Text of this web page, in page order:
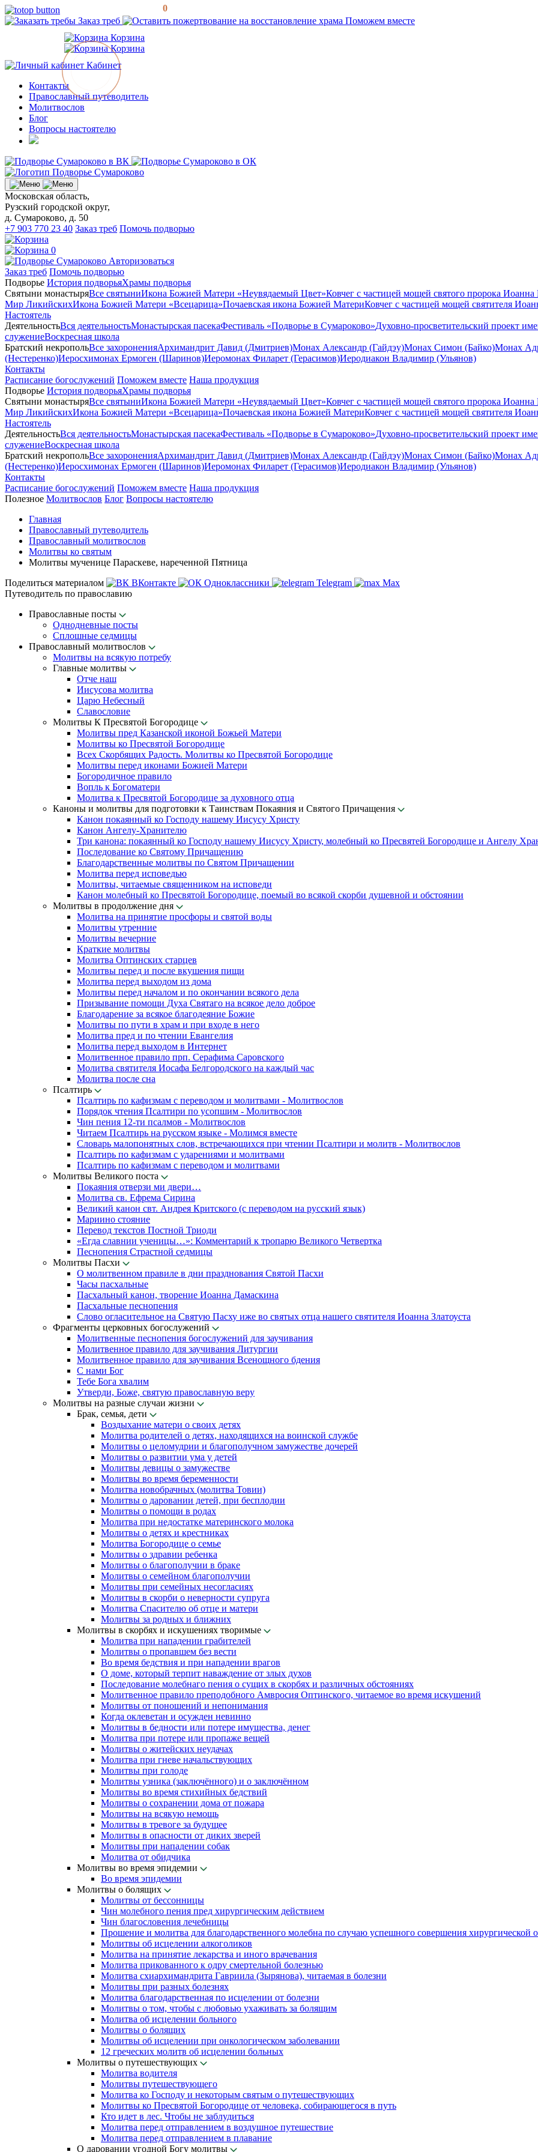
Заказ треб
Поможем вместе
Корзина
Корзина
0
Кабинет
Контакты
Православный путеводитель
Молитвослов
Блог
Вопросы настоятелю
Московская область,
Рузский городской округ,
д. Сумароково, д. 50
+7 903 770 23 40 Заказ треб Помочь подворью
0
Авторизоваться
Заказ треб Помочь подворью
Подворье История подворьяХрамы подворья
Святыни монастыряВсе святыниИкона Божией Матери «Неувядаемый Цвет»Ковчег с частицей мощей святого пророка Иоанна
Мир ЛикийскихИкона Божией Матери «Всецарица»Почаевская икона Божией МатериКовчег с частицей мощей святителя
Настоятель
ДеятельностьВся деятельностьМонастырская пасекаФестиваль «Подворье в Сумароково»Духовно-просветительский проект
служениеВоскресная школа
Братский некропольВсе захороненияАрхимандрит Давид (Дмитриев)Монах Александр (Гайдэу)Монах Симон (Байко)Монах
(Нестеренко)Иеросхимонах Ермоген (Шаринов)Иеромонах Филарет (Герасимов)Иеродиакон Владимир (Ульянов)
Контакты
Расписание богослужений Поможем вместе Наша продукция
Подворье История подворьяХрамы подворья
Святыни монастыряВсе святыниИкона Божией Матери «Неувядаемый Цвет»Ковчег с частицей мощей святого пророка Иоанна
Мир ЛикийскихИкона Божией Матери «Всецарица»Почаевская икона Божией МатериКовчег с частицей мощей святителя
Настоятель
ДеятельностьВся деятельностьМонастырская пасекаФестиваль «Подворье в Сумароково»Духовно-просветительский проект
служениеВоскресная школа
Братский некропольВсе захороненияАрхимандрит Давид (Дмитриев)Монах Александр (Гайдэу)Монах Симон (Байко)Монах
(Нестеренко)Иеросхимонах Ермоген (Шаринов)Иеромонах Филарет (Герасимов)Иеродиакон Владимир (Ульянов)
Контакты
Расписание богослужений Поможем вместе Наша продукция
Полезное Молитвослов Блог Вопросы настоятелю
Главная
Православный путеводитель
Православный молитвослов
Молитвы ко святым
Молитвы мученице Параскеве, нареченной Пятница
Поделиться материалом
ВКонтакте Одноклассники Telegram
Max
Путеводитель по православию
Православные посты
Однодневные посты
Сплошные седмицы
Православный молитвослов
Молитвы на всякую потребу
Главные молитвы
Отче наш
Иисусова молитва
Царю Небесный
Славословие
Молитвы К Пресвятой Богородице
Молитвы пред Казанской иконой Божьей Матери
Молитвы ко Пресвятой Богородице
Всех Скорбящих Радость. Молитвы ко Пресвятой Богородице
Молитвы перед иконами Божией Матери
Богородичное правило
Вопль к Богоматери
Молитва к Пресвятой Богородице за духовного отца
Каноны и молитвы для подготовки к Таинствам Покаяния и Святого Причащения
Канон покаянный ко Господу нашему Иисусу Христу
Канон Ангелу-Хранителю
Три канона: покаянный ко Господу нашему Иисусу Христу, молебный ко Пресвятей Богородице и Ангелу
Последование ко Святому Причащению
Благодарственные молитвы по Святом Причащении
Молитва перед исповедью
Молитвы, читаемые священником на исповеди
Канон молебный ко Пресвятой Богородице, поемый во всякой скорби душевной и обстоянии
Молитвы в продолжение дня
Молитва на принятие просфоры и святой воды
Молитвы утренние
Молитвы вечерние
Краткие молитвы
Молитва Оптинских старцев
Молитвы перед и после вкушения пищи
Молитва перед выходом из дома
Молитвы перед началом и по окончании всякого дела
Призывание помощи Духа Святаго на всякое дело доброе
Благодарение за всякое благодеяние Божие
Молитвы по пути в храм и при входе в него
Молитва пред и по чтении Евангелия
Молитва перед выходом в Интернет
Молитвенное правило прп. Серафима Саровского
Молитва святителя Иосафа Белгородского на каждый час
Молитва после сна
Псалтирь
Псалтирь по кафизмам с переводом и молитвами - Молитвослов
Порядок чтения Псалтири по усопшим - Молитвослов
Чин пения 12-ти псалмов - Молитвослов
Читаем Псалтирь на русском языке - Молимся вместе
Словарь малопонятных слов, встречающихся при чтении Псалтири и молитв - Молитвослов
Псалтирь по кафизмам с ударениями и молитвами
Псалтирь по кафизмам с переводом и молитвами
Молитвы Великого поста
Покаяния отверзи ми двери…
Молитва св. Ефрема Сирина
Великий канон свт. Андрея Критского (с переводом на русский язык)
Мариино стояние
Перевод текстов Постной Триоди
«Егда славнии ученицы…»: Комментарий к тропарю Великого Четвертка
Песнопения Страстной седмицы
Молитвы Пасхи
О молитвенном правиле в дни празднования Святой Пасхи
Часы пасхальные
Пасхальный канон, творение Иоанна Дамаскина
Пасхальные песнопения
Слово огласительное на Святую Пасху иже во святых отца нашего святителя Иоанна Златоуста
Фрагменты церковных богослужений
Молитвенные песнопения богослужений для заучивания
Молитвенное правило для заучивания Литургии
Молитвенное правило для заучивания Всенощного бдения
С нами Бог
Тебе Бога хвалим
Утверди, Боже, святую православную веру
Молитвы на разные случаи жизни
Брак, семья, дети
Воздыхание матери о своих детях
Молитва родителей о детях, находящихся на воинской службе
Молитвы о целомудрии и благополучном замужестве дочерей
Молитвы о развитии ума у детей
Молитвы девицы о замужестве
Молитвы во время беременности
Молитва новобрачных (молитва Товии)
Молитвы о даровании детей, при бесплодии
Молитвы о помощи в родах
Молитва при недостатке материнского молока
Молитвы о детях и крестниках
Молитва Богородице о семье
Молитвы о здравии ребенка
Молитвы о благополучии в браке
Молитвы о семейном благополучии
Молитвы при семейных несогласиях
Молитвы в скорби о неверности супруга
Молитва Спасителю об отце и матери
Молитвы за родных и ближних
Молитвы в скорбях и искушениях творимые
Молитва при нападении грабителей
Молитвы о пропавшем без вести
Во время бедствия и при нападении врагов
О доме, который терпит наваждение от злых духов
Последование молебнаго пения о сущих в скорбях и различных обстояниях
Молитвенное правило преподобного Амвросия Оптинского, читаемое во время искушений
Молитвы от поношений и непонимания
Когда оклеветан и осужден невинно
Молитвы в бедности или потере имущества, денег
Молитва при потере или пропаже вещей
Молитвы о житейских неудачах
Молитва при гневе начальствующих
Молитвы при голоде
Молитвы узника (заключённого) и о заключённом
Молитвы во время стихийных бедствий
Молитвы о сохранении дома от пожара
Молитвы на всякую немощь
Молитвы в тревоге за будущее
Молитвы в опасности от диких зверей
Молитвы при нападении собак
Молитва от обидчика
Молитвы во время эпидемии
Во время эпидемии
Молитвы о болящих
Молитвы от бессонницы
Чин молебного пения пред хирургическим действием
Чин благословения лечебницы
Прошение и молитва для благодарственного молебна по случаю успешного совершения хирургической
Молитвы об исцелении алкоголиков
Молитва на принятие лекарства и иного врачевания
Молитва прикованного к одру смертельной болезнью
Молитва схиархимандрита Гавриила (Зырянова), читаемая в болезни
Молитвы при разных болезнях
Молитва благодарственная по исцелении от болезни
Молитвы о том, чтобы с любовью ухаживать за болящим
Молитва об исцелении больного
Молитвы о болящих
Молитвы об исцелении при онкологическом заболевании
12 греческих молитв об исцелении больных
Молитвы о путешествующих
Молитва водителя
Молитвы путешествующего
Молитва ко Господу и некоторым святым о путешествующих
Молитвы ко Пресвятой Богородице от человека, собирающегося в путь
Кто идет в лес. Чтобы не заблудиться
Молитва перед отправлением в воздушное путешествие
Молитва перед отправлением в плавание
О даровании угодной Богу молитвы